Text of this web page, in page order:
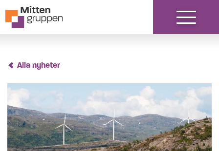
Hoppa till innehåll
Alla nyheter